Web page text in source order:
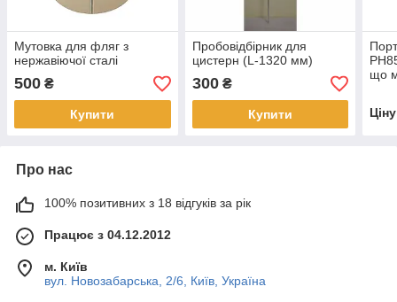
Мутовка для фляг з
нержавіючої сталі
500 ₴
Купити
Пробовідбірник для
цистерн (L-1320 мм)
300₴
Купити
що
Про нас
100% позитивних з 18 відгуків за рік
Працює з 04.12.2012
м. Київ
вул. Новозабарська, 2/6, Київ, Україна